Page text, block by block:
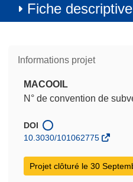
Fiche descriptive
Informations projet
MACOOIL
N° de convention de
DOI
10.3030/101062775
Projet clôturé le 30